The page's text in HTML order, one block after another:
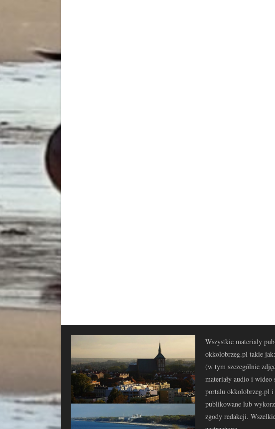
Wszystkie materiały
okkolobrzeg.pl takie
(w tym szczególnie
materiały audio i wideo
portalu okkolobrzeg.pl
publikowane lub
zgody redakcji.